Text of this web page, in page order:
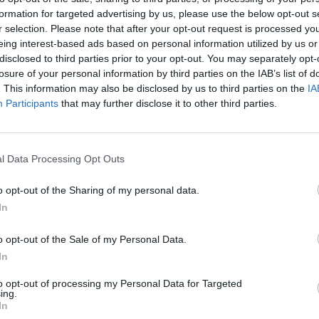
for targeted advertising by us, please use the below opt-out
selection. Please note that after your opt-out request is processed
interest-based ads based on personal information utilized by us
to third parties prior to your opt-out. You may separately
of your personal information by third parties on the IAB’s list of
This information may also be disclosed by us to third parties on the
Participants that may further disclose it to other third parties.
Data Processing Opt Outs
opt-out of the Sharing of my personal data.
opt-out of the Sale of my Personal Data.
opt-out of processing my Personal Data for Targeted
chaque nuit une dette de sommeil, d’après
et d’Éducation pour la Santé (INPES). Or, un
santé et de stress, de manque de concentration, et des
pallier ces syndromes. En revanche, elle ne se
En réalité, celles de 10 minutes seraient les plus
de l’Université de
1.3k
4
1k